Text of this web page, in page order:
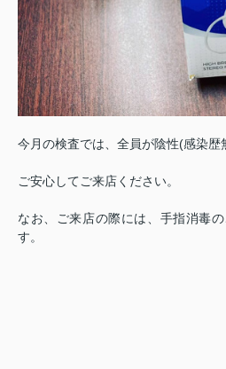
今月の検査では、全員が陰性(感染歴
ご安心してご来店ください。
なお、ご来店の際には、手指消毒
す。